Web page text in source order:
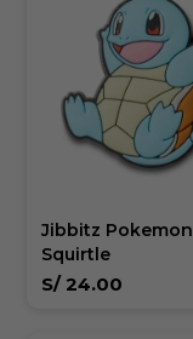
Jibbitz Pokemon
Squirtle
S/ 24.00